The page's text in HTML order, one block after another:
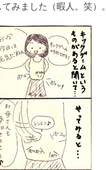
みました（暇人。笑）。